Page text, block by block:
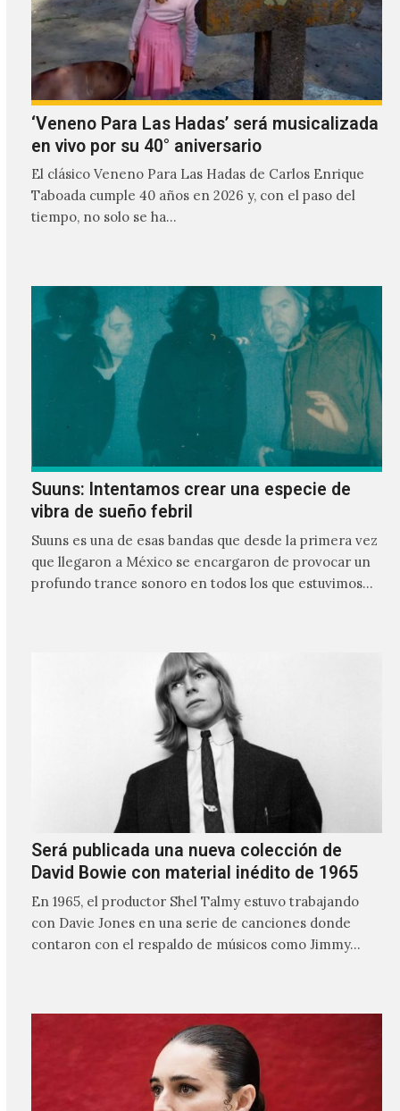
‘Veneno Para Las Hadas’ será musicalizada
en vivo por su 40° aniversario
El clásico Veneno Para Las Hadas de Carlos Enrique
Taboada cumple 40 años en 2026 y, con el paso del
tiempo, no solo se ha…
Suuns: Intentamos crear una especie de
vibra de sueño febril
Suuns es una de esas bandas que desde la primera vez
que llegaron a México se encargaron de provocar un
profundo trance sonoro en todos los que estuvimos
Será publicada una nueva colección de
David Bowie con material inédito de 1965
En 1965, el productor Shel Talmy estuvo trabajando
con Davie Jones en una serie de canciones donde
contaron con el respaldo de músicos como Jimmy…